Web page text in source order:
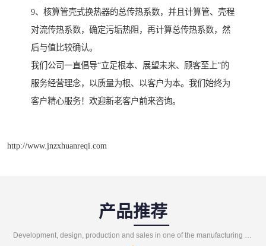
9、核算管壳式换热器的总传热系数，并且计算管、壳程
对流传热系数，确定污垢热阻，再计算总传热系数，然
后与值比较确认。
我们公司一直倡导“立足根本、展望未来、顾客至上”的
服务经营理念，以质量为根、以客户为本。我们始终为
客户精心服务！欢迎新老客户前来咨询。
http://www.jnzxhuanreqi.com
产品推荐